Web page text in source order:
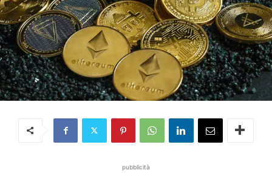
pubblicità